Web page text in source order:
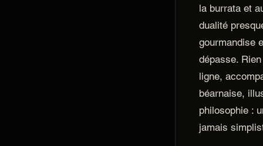
la burrata et
dualité
gourmandise
dépasse.
ligne,
béarnaise,
philosophie :
jamais